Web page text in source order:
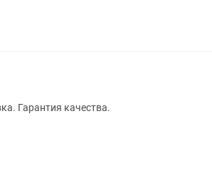
Гарантия качества.